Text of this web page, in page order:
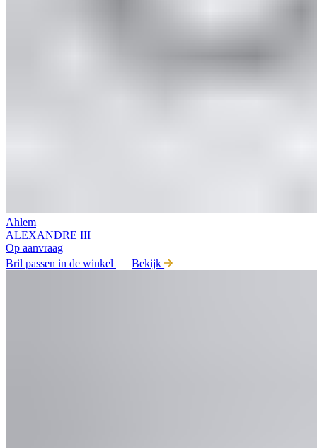
Ahlem
ALEXANDRE III
Op aanvraag
Bril passen in de winkel
Bekijk